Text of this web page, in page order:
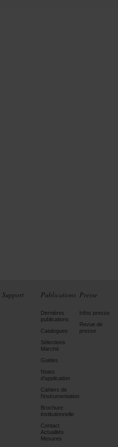
Support Publications
Dernières
publications
Catalogues
Sélections
Marché
Guides
Notes
d'application
Cahiers de
l'instrumentation
Brochure
institutionnelle
Contact
Actualités
Mesures
Presse
Infos presse
Revue de
presse